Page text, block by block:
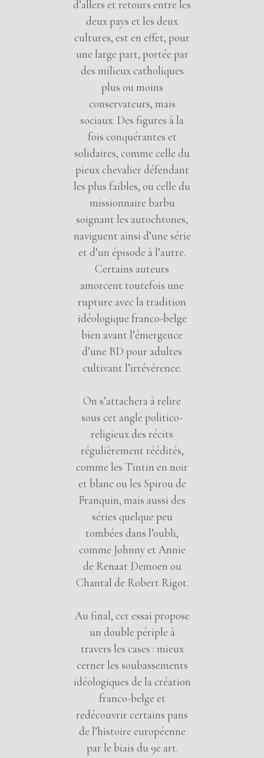
d’allers et retours entre les
deux pays et les deux
cultures, est en effet, pour
une large part, portée par
des milieux catholiques
plus ou moins
conservateurs, mais
sociaux. Des figures à la
fois conquérantes et
solidaires, comme celle du
pieux chevalier défendant
les plus faibles, ou celle du
missionnaire barbu
soignant les autochtones,
naviguent ainsi d’une série
et d’un épisode à l’autre.
Certains auteurs
amorcent toutefois une
rupture avec la tradition
idéologique franco-belge
bien avant l’émergence
d’une BD pour adultes
cultivant l’irrévérence.
On s’attachera à relire
sous cet angle politico-
religieux des récits
régulièrement réédités,
comme les Tintin en noir
et blanc ou les Spirou de
Franquin, mais aussi des
séries quelque peu
tombées dans l’oubli,
comme Johnny et Annie
de Renaat Demoen ou
Chantal de Robert Rigot.
Au final, cet essai propose
un double périple à
travers les cases : mieux
cerner les soubassements
idéologiques de la création
franco-belge et
redécouvrir certains pans
de l’histoire européenne
par le biais du 9e art.